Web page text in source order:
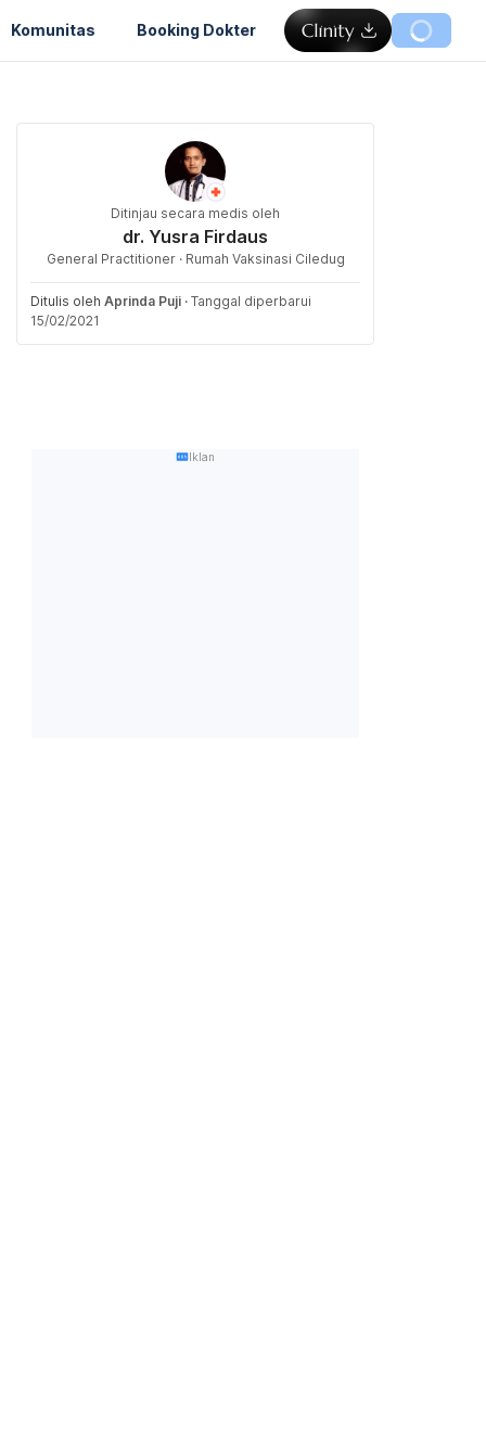
Komunitas Booking Dokter
Ditinjau secara medis oleh
dr. Yusra Firdaus
General Practitioner · Rumah Vaksinasi Ciledug
Ditulis oleh Aprinda Puji · Tanggal diperbarui
15/02/2021
Iklan